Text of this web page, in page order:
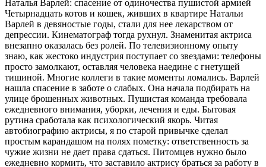
Наталья Варлей: спасение от одиночества пушистой армией
Четырнадцать котов и кошек, живших в квартире Натальи
Варлей в девяностые годы, стали для нее лекарством от
депрессии. Кинематограф тогда рухнул. Знаменитая актриса
внезапно оказалась без ролей. По телевизионному опыту
знаю, как жестоко индустрия поступает со звездами: телефоны
просто замолкают, оставляя человека наедине с гнетущей
тишиной. Многие коллеги в такие моменты ломались. Варлей
нашла спасение в заботе о слабых. Она начала подбирать на
улице брошенных животных. Пушистая команда требовала
ежедневного внимания, уборки, лечения и еды. Бытовая
рутина сработала как психологический якорь. Читая
автобиографию актрисы, я по старой привычке сделал
простым карандашом на полях пометку: ответственность за
чужие жизни не дает права сдаться. Питомцев нужно было
ежедневно кормить, что заставило актрису браться за работу в